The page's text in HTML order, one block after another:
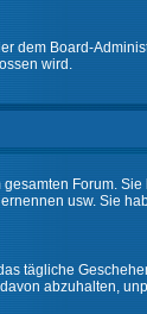
dem Board-
wird.
Forum.
usw. Sie
tägliche
abzuhalten,